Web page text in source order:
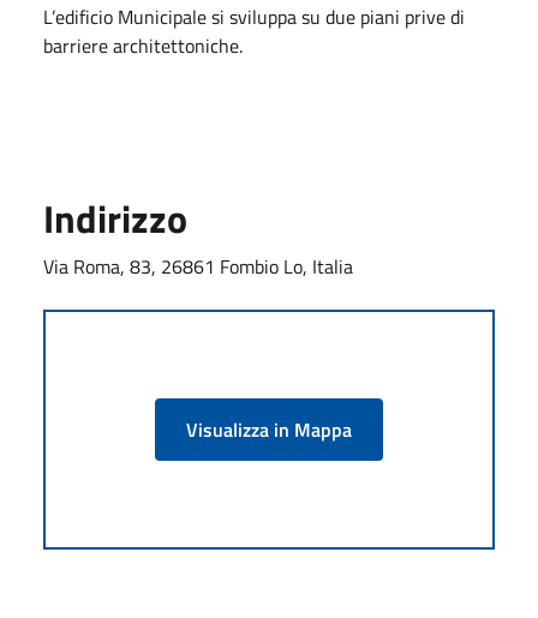
L’edificio Municipale si sviluppa su due piani prive di
barriere architettoniche.
Indirizzo
Via Roma, 83, 26861 Fombio Lo, Italia
Visualizza in Mappa